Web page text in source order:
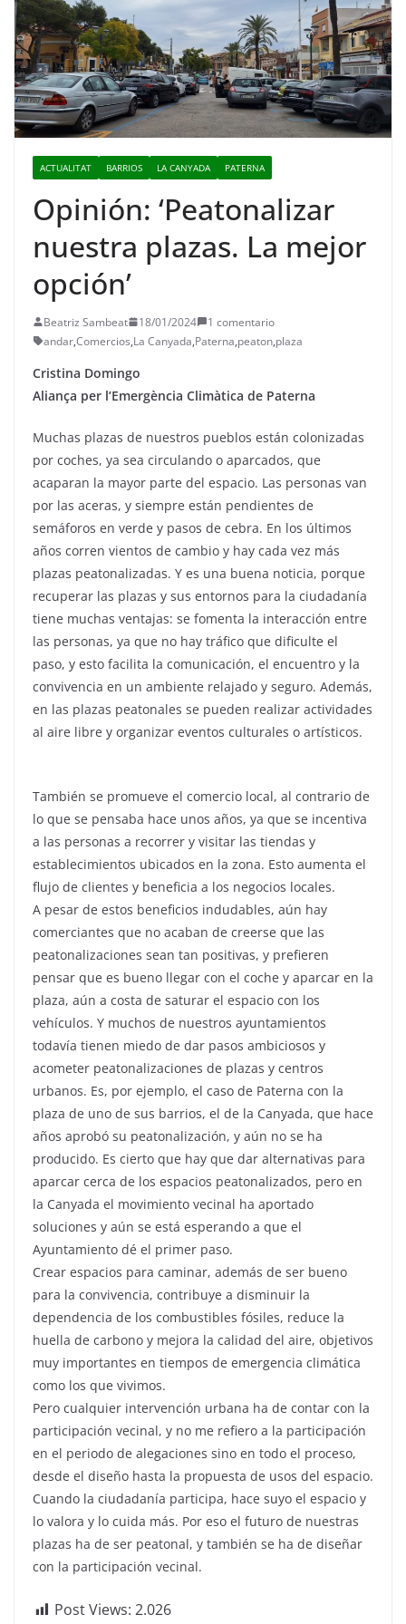
ACTUALITAT BARRIOS LA CANYADA PATERNA
Opinión: ‘Peatonalizar
nuestra plazas. La mejor
opción’
Beatriz Sambeat 18/01/2024
1 comentario
andar,Comercios,La Canyada,Paterna,peaton,plaza
Cristina Domingo
Aliança per l’Emergència Climàtica de Paterna
Muchas plazas de nuestros pueblos están colonizadas
por coches, ya sea circulando o aparcados, que
acaparan la mayor parte del espacio. Las personas van
por las aceras, y siempre están pendientes de
semáforos en verde y pasos de cebra. En los últimos
años corren vientos de cambio y hay cada vez más
plazas peatonalizadas. Y es una buena noticia, porque
recuperar las plazas y sus entornos para la ciudadanía
tiene muchas ventajas: se fomenta la interacción entre
las personas, ya que no hay tráfico que dificulte el
paso, y esto facilita la comunicación, el encuentro y la
convivencia en un ambiente relajado y seguro. Además,
en las plazas peatonales se pueden realizar actividades
al aire libre y organizar eventos culturales o artísticos.
También se promueve el comercio local, al contrario de
lo que se pensaba hace unos años, ya que se incentiva
a las personas a recorrer y visitar las tiendas y
establecimientos ubicados en la zona. Esto aumenta el
flujo de clientes y beneficia a los negocios locales.
A pesar de estos beneficios indudables, aún hay
comerciantes que no acaban de creerse que las
peatonalizaciones sean tan positivas, y prefieren
pensar que es bueno llegar con el coche y aparcar en la
plaza, aún a costa de saturar el espacio con los
vehículos. Y muchos de nuestros ayuntamientos
todavía tienen miedo de dar pasos ambiciosos y
acometer peatonalizaciones de plazas y centros
urbanos. Es, por ejemplo, el caso de Paterna con la
plaza de uno de sus barrios, el de la Canyada, que hace
años aprobó su peatonalización, y aún no se ha
producido. Es cierto que hay que dar alternativas para
aparcar cerca de los espacios peatonalizados, pero en
la Canyada el movimiento vecinal ha aportado
soluciones y aún se está esperando a que el
Ayuntamiento dé el primer paso.
Crear espacios para caminar, además de ser bueno
para la convivencia, contribuye a disminuir la
dependencia de los combustibles fósiles, reduce la
huella de carbono y mejora la calidad del aire, objetivos
muy importantes en tiempos de emergencia climática
como los que vivimos.
Pero cualquier intervención urbana ha de contar con la
participación vecinal, y no me refiero a la participación
en el periodo de alegaciones sino en todo el proceso,
desde el diseño hasta la propuesta de usos del espacio.
Cuando la ciudadanía participa, hace suyo el espacio y
lo valora y lo cuida más. Por eso el futuro de nuestras
plazas ha de ser peatonal, y también se ha de diseñar
con la participación vecinal.
Post Views: 2.026